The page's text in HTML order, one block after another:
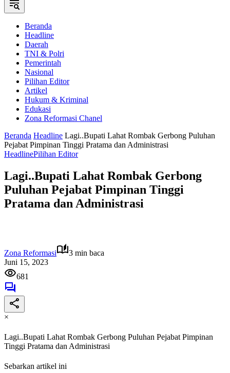
Beranda
Headline
Daerah
TNI & Polri
Pemerintah
Nasional
Pilihan Editor
Artikel
Hukum & Kriminal
Edukasi
Zona Reformasi Chanel
Beranda Headline Lagi..Bupati Lahat Rombak Gerbong Puluhan
Pejabat Pimpinan Tinggi Pratama dan Administrasi
HeadlinePilihan Editor
Lagi..Bupati Lahat Rombak Gerbong
Puluhan Pejabat Pimpinan Tinggi
Pratama dan Administrasi
Zona Reformasi
3 min baca
Juni 15, 2023
681
×
Lagi..Bupati Lahat Rombak Gerbong Puluhan Pejabat Pimpinan
Tinggi Pratama dan Administrasi
Sebarkan artikel ini